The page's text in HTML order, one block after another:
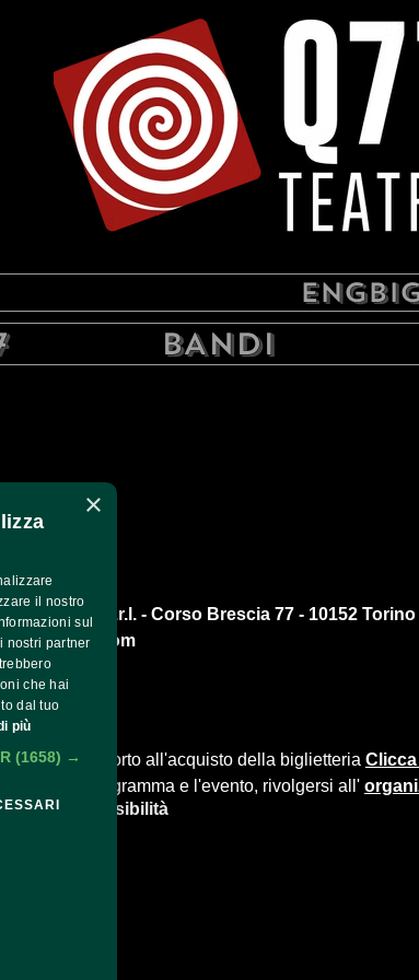
ENG
BANDI
Sociale S.r.l. - Corso Brescia 77 - 10152 Torino
e supporto all'acquisto della biglietteria
sul programma e l'evento, rivolgersi all'
di accessibilità
×
il nostro
sul
nostri partner
che hai
dal tuo
più
(1658) →